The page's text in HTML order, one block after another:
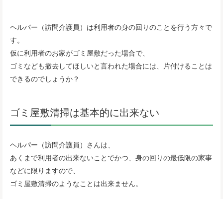
ヘルパー（訪問介護員）は利用者の身の回りのことを行う方々で
す。
仮に利用者のお家がゴミ屋敷だった場合で、
ゴミなども撤去してほしいと言われた場合には、片付けることは
できるのでしょうか？
ゴミ屋敷清掃は基本的に出来ない
ヘルパー（訪問介護員）さんは、
あくまで利用者の出来ないことでかつ、身の回りの最低限の家事
などに限りますので、
ゴミ屋敷清掃のようなことは出来ません。